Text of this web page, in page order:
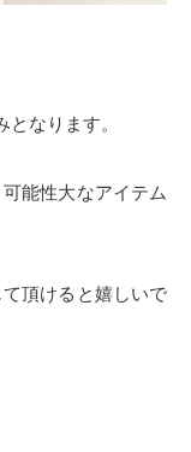
なります。
能性大なアイテム
頂けると嬉しいで